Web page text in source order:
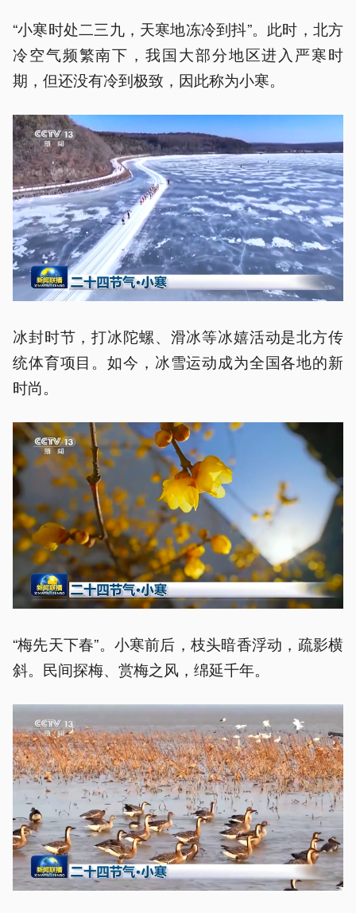
“小寒时处二三九，天寒地冻冷到抖”。此时，北方
冷空气频繁南下，我国大部分地区进入严寒时
期，但还没有冷到极致，因此称为小寒。
冰封时节，打冰陀螺、滑冰等冰嬉活动是北方传
统体育项目。如今，冰雪运动成为全国各地的新
时尚。
“梅先天下春”。小寒前后，枝头暗香浮动，疏影横
斜。民间探梅、赏梅之风，绵延千年。